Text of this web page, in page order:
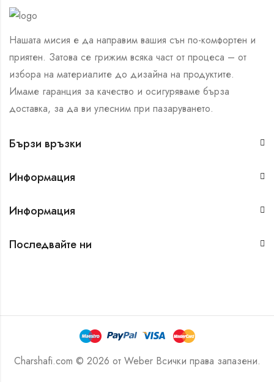
Нашата мисия е да направим вашия сън по-комфортен и
приятен. Затова се грижим всяка част от процеса – от
избора на материалите до дизайна на продуктите.
Имаме гаранция за качество и осигуряваме бърза
доставка, за да ви улесним при пазаруването.
Бързи връзки
Информация
Информация
Последвайте ни
Charshafi.com © 2026 от WeberВсички права запазени.